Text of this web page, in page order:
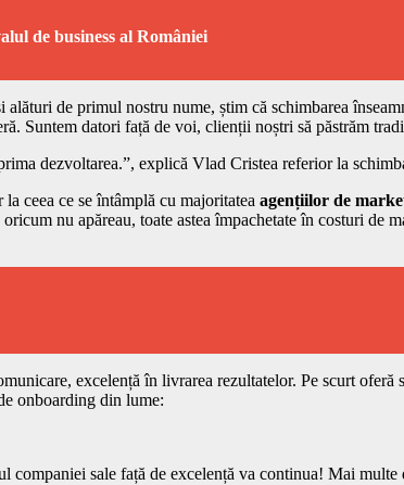
de business al României
de primul nostru nume, știm că schimbarea
Suntem datori față de voi, clienții noștri să păstrăm
dezvoltarea.”, explică Vlad Cristea referior la
ceea ce se întâmplă cu majoritatea agențiilor de
nu apăreau, toate astea împachetate în costuri de
excelență în livrarea rezultatelor. Pe scurt
onboarding din lume:
sale față de excelență va continua! Mai